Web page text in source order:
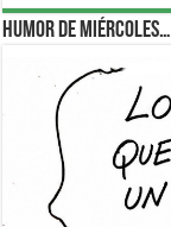
Humor de Miércoles…